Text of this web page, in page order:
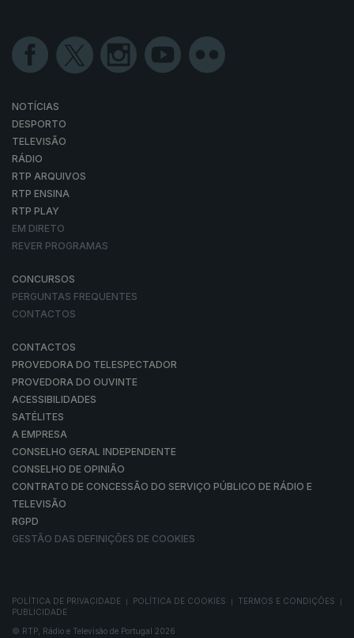
NOTÍCIAS
DESPORTO
TELEVISÃO
RÁDIO
RTP ARQUIVOS
RTP ENSINA
RTP PLAY
EM DIRETO
REVER PROGRAMAS
CONCURSOS
PERGUNTAS FREQUENTES
CONTACTOS
CONTACTOS
PROVEDORA DO TELESPECTADOR
PROVEDORA DO OUVINTE
ACESSIBILIDADES
SATÉLITES
A EMPRESA
CONSELHO GERAL INDEPENDENTE
CONSELHO DE OPINIÃO
CONTRATO DE CONCESSÃO DO SERVIÇO PÚBLICO DE RÁDIO E
TELEVISÃO
RGPD
GESTÃO DAS DEFINIÇÕES DE COOKIES
POLÍTICA DE PRIVACIDADE POLÍTICA DE COOKIES TERMOS E CONDIÇÕES
PUBLICIDADE
© RTP, Rádio e Televisão de Portugal 2026